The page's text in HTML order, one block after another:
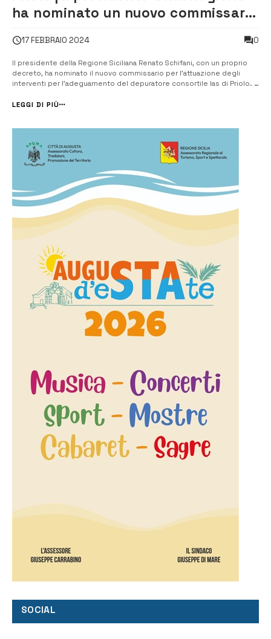
ha nominato un nuovo commissario
17 FEBBRAIO 2024 0
Il presidente della Regione Siciliana Renato Schifani, con un proprio
decreto, ha nominato il nuovo commissario per l’attuazione degli
interventi per l’adeguamento del depuratore consortile Ias di Priolo. È
società in house che gestisce il servizio rifiuti e la piattaforma d...
LEGGI DI PIÙ
SOCIAL